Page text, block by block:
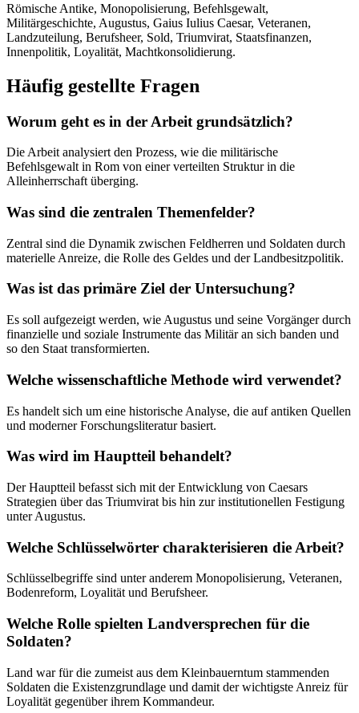
Römische Antike, Monopolisierung, Befehlsgewalt,
Militärgeschichte, Augustus, Gaius Iulius Caesar, Veteranen,
Landzuteilung, Berufsheer, Sold, Triumvirat, Staatsfinanzen,
Innenpolitik, Loyalität, Machtkonsolidierung.
Häufig gestellte Fragen
Worum geht es in der Arbeit grundsätzlich?
Die Arbeit analysiert den Prozess, wie die militärische
Befehlsgewalt in Rom von einer verteilten Struktur in die
Alleinherrschaft überging.
Was sind die zentralen Themenfelder?
Zentral sind die Dynamik zwischen Feldherren und Soldaten durch
materielle Anreize, die Rolle des Geldes und der Landbesitzpolitik.
Was ist das primäre Ziel der Untersuchung?
Es soll aufgezeigt werden, wie Augustus und seine Vorgänger durch
finanzielle und soziale Instrumente das Militär an sich banden und
so den Staat transformierten.
Welche wissenschaftliche Methode wird verwendet?
Es handelt sich um eine historische Analyse, die auf antiken Quellen
und moderner Forschungsliteratur basiert.
Was wird im Hauptteil behandelt?
Der Hauptteil befasst sich mit der Entwicklung von Caesars
Strategien über das Triumvirat bis hin zur institutionellen Festigung
unter Augustus.
Welche Schlüsselwörter charakterisieren die Arbeit?
Schlüsselbegriffe sind unter anderem Monopolisierung, Veteranen,
Bodenreform, Loyalität und Berufsheer.
Welche Rolle spielten Landversprechen für die
Soldaten?
Land war für die zumeist aus dem Kleinbauerntum stammenden
Soldaten die Existenzgrundlage und damit der wichtigste Anreiz für
Loyalität gegenüber ihrem Kommandeur.